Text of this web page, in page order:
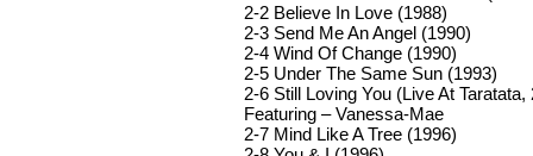
2-2 Believe In Love (1988)
2-3 Send Me An Angel (1990)
2-4 Wind Of Change (1990)
2-5 Under The Same Sun (1993)
2-6 Still Loving You (Live At Taratata,
Featuring – Vanessa-Mae
2-7 Mind Like A Tree (1996)